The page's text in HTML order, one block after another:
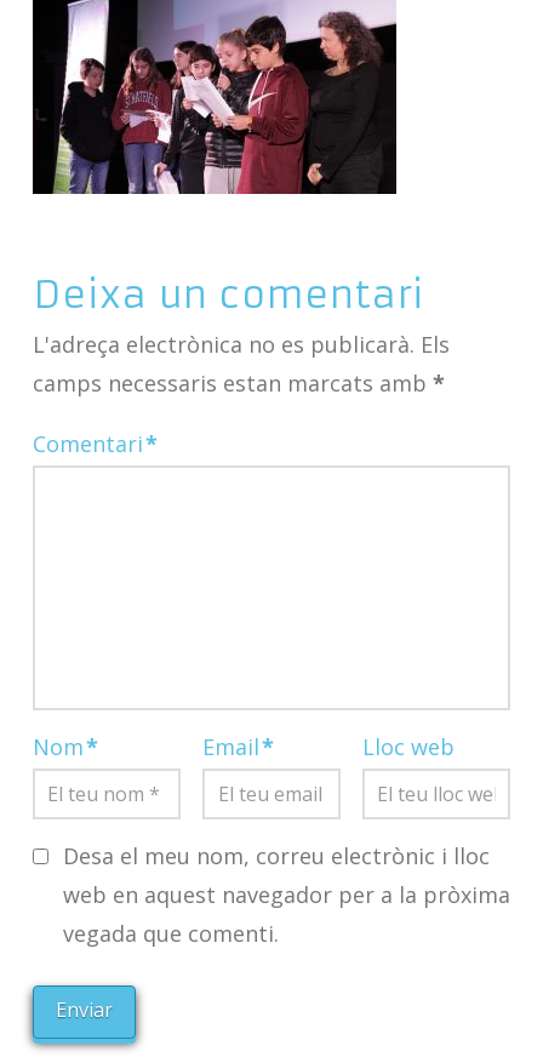
Deixa un comentari
L'adreça electrònica no es publicarà. Els
camps necessaris estan marcats amb *
Comentari*
Nom* Email* Lloc web
Desa el meu nom, correu electrònic i lloc
web en aquest navegador per a la pròxima
vegada que comenti.